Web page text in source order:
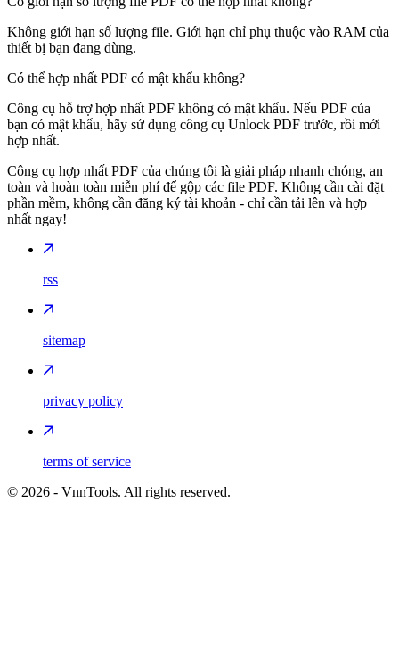
Không giới hạn số lượng file. Giới hạn chỉ phụ thuộc vào RAM của
thiết bị bạn đang dùng.
Có thể hợp nhất PDF có mật khẩu không?
Công cụ hỗ trợ hợp nhất PDF không có mật khẩu. Nếu PDF của
bạn có mật khẩu, hãy sử dụng công cụ Unlock PDF trước, rồi mới
hợp nhất.
Công cụ hợp nhất PDF của chúng tôi là giải pháp nhanh chóng, an
toàn và hoàn toàn miễn phí để gộp các file PDF. Không cần cài đặt
phần mềm, không cần đăng ký tài khoản - chỉ cần tải lên và hợp
nhất ngay!
rss
sitemap
privacy policy
terms of service
© 2026 - VnnTools. All rights reserved.